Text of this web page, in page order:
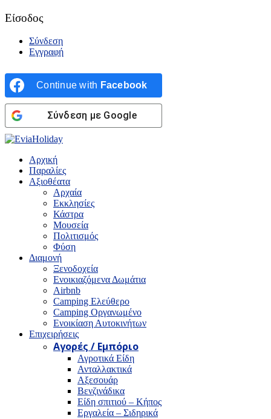
Είσοδος
Σύνδεση
Εγγραφή
Continue with Facebook
Σύνδεση με Google
Αρχική
Παραλίες
Αξιοθέατα
Αρχαία
Εκκλησίες
Κάστρα
Μουσεία
Πολιτισμός
Φύση
Διαμονή
Ξενοδοχεία
Ενοικιαζόμενα Δωμάτια
Airbnb
Camping Ελεύθερο
Camping Οργανωμένο
Ενοικίαση Αυτοκινήτων
Επιχειρήσεις
Αγορές / Εμπόριο
Αγροτικά Είδη
Ανταλλακτικά
Αξεσουάρ
Βενζινάδικα
Είδη σπιτιού – Κήπος
Εργαλεία – Σιδηρικά